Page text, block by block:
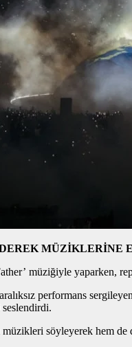
MÜZİKLERİNE
müziğiyle yaparken,
performans
söyleyerek hem de